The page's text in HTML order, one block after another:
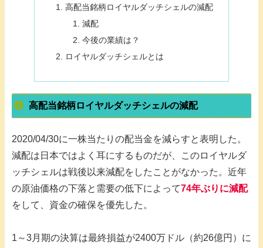
高配当銘柄ロイヤルダッチシェルの減配
減配
今後の業績は？
ロイヤルダッチシェルとは
高配当銘柄ロイヤルダッチシェルの減配
2020/04/30に一株当たりの配当金を減らすと表明した。
減配は日本ではよく耳にするものだが、このロイヤルダ
ッチシェルは戦後以来減配をしたことがなかった。近年
の原油価格の下落と需要の低下によって74年ぶりに減配
をして、資金の確保を優先した。
1～3月期の決算は最終損益が2400万ドル（約26億円）に